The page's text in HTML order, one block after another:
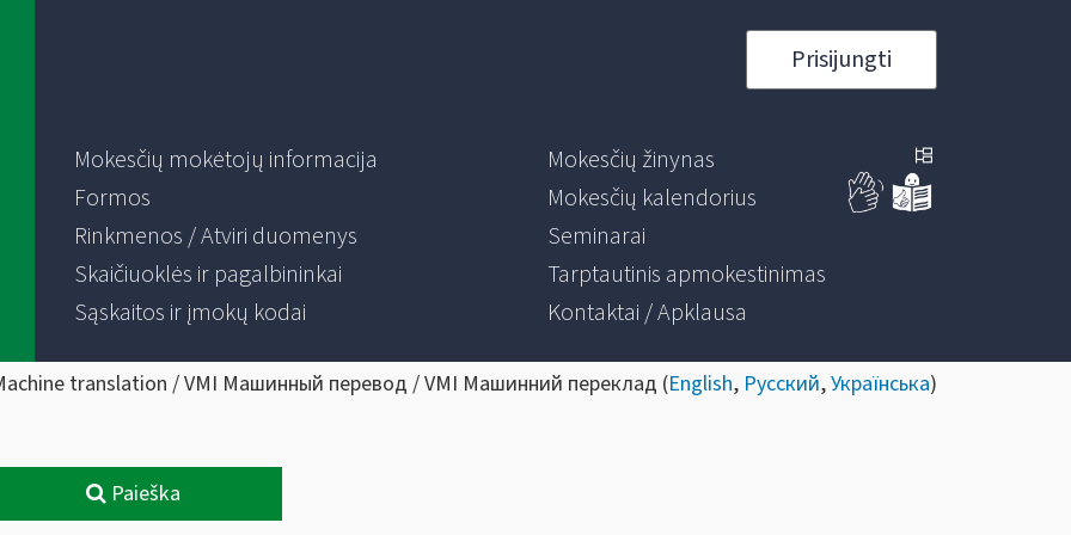
Prisijungti
Mokesčių mokėtojų informacija
Formos
Rinkmenos / Atviri duomenys
Skaičiuoklės ir pagalbininkai
Sąskaitos ir įmokų kodai
Mokesčių žinynas
Mokesčių kalendorius
Seminarai
Tarptautinis apmokestinimas
Kontaktai / Apklausa
translation / VMI Машинный перевод / VMI Машинний переклад (English, Русский,Українська)
Paieška